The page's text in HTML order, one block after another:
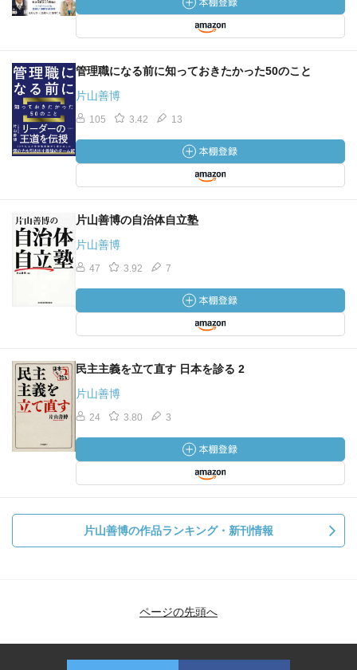
管理職になる前に知っておきたかった50のこと
片山善博
105 3.42 13
片山善博の自治体自立塾
片山善博
47 3.92 7
民主主義を立て直す 日本を診る 2
片山善博
24 3.80 3
片山善博の作品ランキング・新刊情報
ページの先頭へ